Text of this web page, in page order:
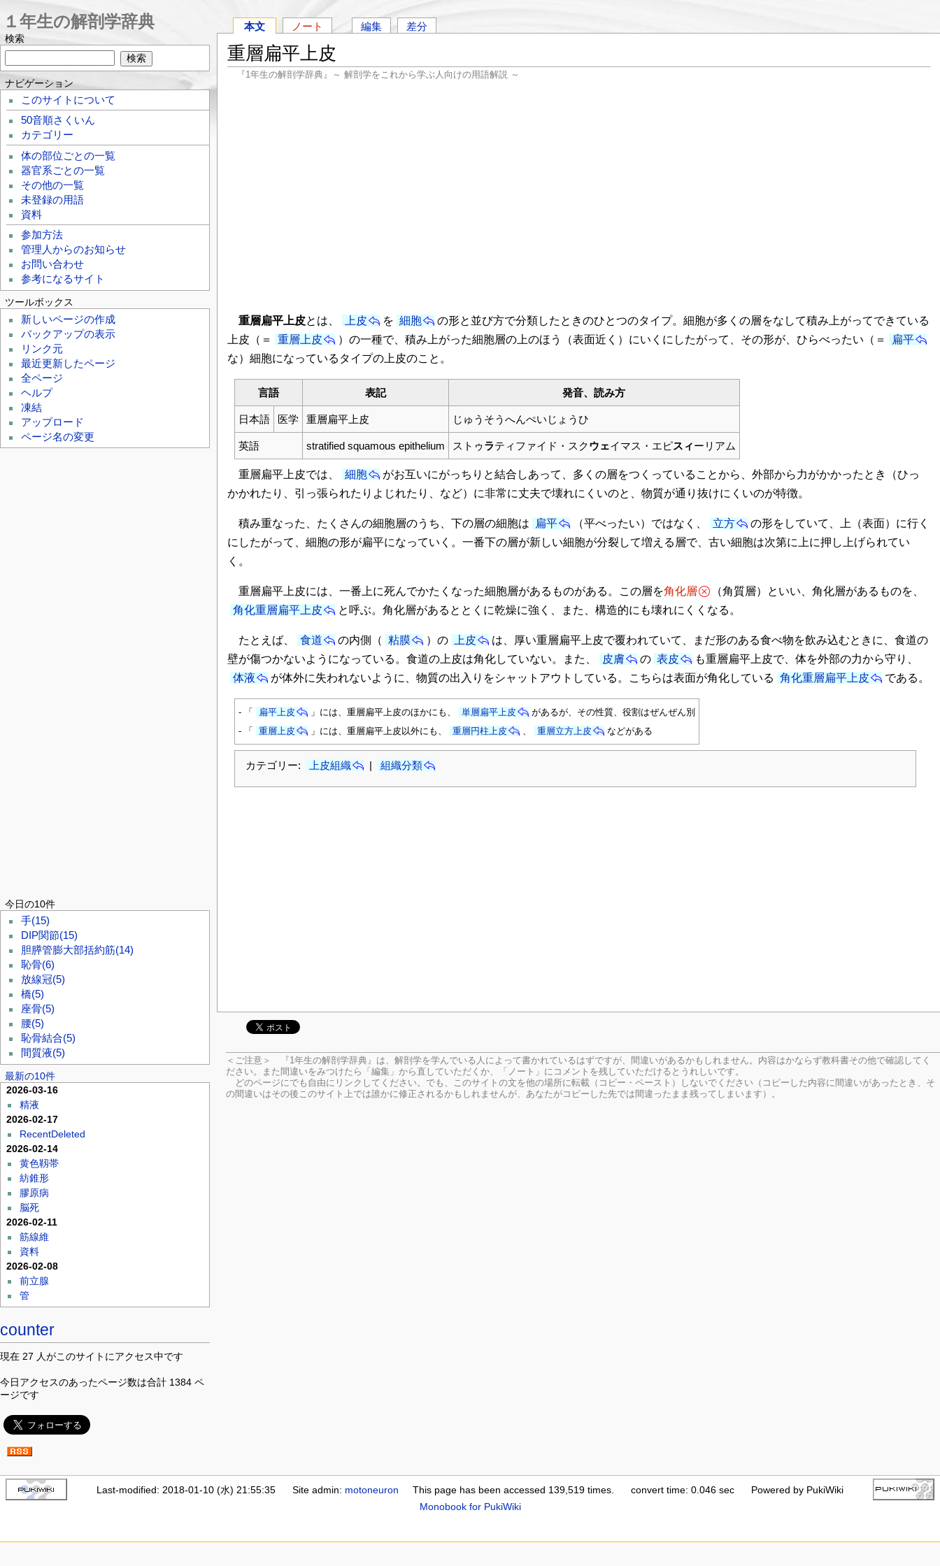
本文 ノート 編集 差分
重層扁平上皮
『1年生の解剖学辞典』～ 解剖学をこれから学ぶ人向けの用語解説 ～
重層扁平上皮とは、 上皮 を 細胞
の形と並び方で分類したときのひとつのタイプ。細胞が多くの層をなして積み上がってできている
上皮（＝
重層上皮 ）の一種で、積み上がった細胞層の上のほう（表面近く）にいくにしたがって、その形が、ひらべったい（＝
扁平
な）細胞になっているタイプの上皮のこと。
言語 表記 発音、読み方
日本語 医学 重層扁平上皮 じゅうそうへんぺいじょうひ
英語 stratified squamous epithelium ストゥラティファイド・スクウェイマス・エピスィーリアム
重層扁平上皮では、 細胞
がお互いにがっちりと結合しあって、多くの層をつくっていることから、外部から力がかかったとき（ひっ
かかれたり、引っ張られたりよじれたり、など）に非常に丈夫で壊れにくいのと、物質が通り抜けにくいのが特徴。
積み重なった、たくさんの細胞層のうち、下の層の細胞は 扁平 （平べったい）ではなく、 立方
の形をしていて、上（表面）に行く
にしたがって、細胞の形が扁平になっていく。一番下の層が新しい細胞が分裂して増える層で、古い細胞は次第に上に押し上げられてい
く。
重層扁平上皮には、一番上に死んでかたくなった細胞層があるものがある。この層を角化層
（角質層）といい、角化層があるものを、
角化重層扁平上皮
と呼ぶ。角化層があるととくに乾燥に強く、また、構造的にも壊れにくくなる。
たとえば、 食道 の内側（ 粘膜 ）の 上皮
は、厚い重層扁平上皮で覆われていて、まだ形のある食べ物を飲み込むときに、食道の
壁が傷つかないようになっている。食道の上皮は角化していない。また、
皮膚 の 表皮
も重層扁平上皮で、体を外部の力から守り、
体液
が体外に失われないように、物質の出入りをシャットアウトしている。こちらは表面が角化している 角化重層扁平上皮 である。
- 「 扁平上皮 」には、重層扁平上皮のほかにも、 単層扁平上皮
があるが、その性質、役割はぜんぜん別
- 「
重層上皮 」には、重層扁平上皮以外にも、 重層円柱上皮 、 重層立方上皮 などがある
カテゴリー: 上皮組織 | 組織分類
＜ご注意＞ 『1年生の解剖学辞典』は、解剖学を学んでいる人によって書かれているはずですが、間違いがあるかもしれません。内容はかならず教科書その他で確認してく
ださい。
また間違いをみつけたら「編集」から直していただくか、「ノート」にコメントを残していただけるとうれしいです。
どのページにでも自由にリンクしてください。でも、このサイトの文を他の場所に転載（コピー・ペースト）しないでください（コピーした内容に間違いがあったとき、そ
の間違いはその後このサイト上では誰かに修正されるかもしれませんが、あなたがコピーした先では間違ったまま残ってしまいます）。
１年生の解剖学辞典
検索
ナビゲーション
このサイトについて
50音順さくいん
カテゴリー
体の部位ごとの一覧
器官系ごとの一覧
その他の一覧
未登録の用語
資料
参加方法
管理人からのお知らせ
お問い合わせ
参考になるサイト
ツールボックス
新しいページの作成
バックアップの表示
リンク元
最近更新したページ
全ページ
ヘルプ
凍結
アップロード
ページ名の変更
今日の10件
手(15)
DIP関節(15)
胆膵管膨大部括約筋(14)
恥骨(6)
放線冠(5)
橋(5)
座骨(5)
腰(5)
恥骨結合(5)
間質液(5)
最新の10件
2026-03-16
精液
2026-02-17
RecentDeleted
2026-02-14
黄色靱帯
紡錐形
膠原病
脳死
2026-02-11
筋線維
資料
2026-02-08
前立腺
管
counter
現在 27 人がこのサイトにアクセス中です
今日アクセスのあったページ数は合計 1384 ペ
ージです
Last-modified: 2018-01-10 (水) 21:55:35 Site admin: motoneuron This page has been accessed 139,519 times. convert time: 0.046 sec
Powered by PukiWiki
Monobook for PukiWiki